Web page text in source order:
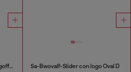
Sa-Bwbisqof-Slides con logo goffrato Sa-Bwovalf-Slider con logo Oval D